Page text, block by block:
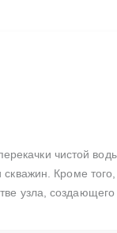
чистой
Кроме
узла,